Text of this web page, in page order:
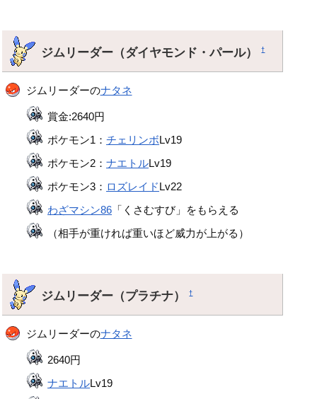
ジムリーダー（ダイヤモンド・パール）†
ジムリーダーのナタネ
賞金:2640円
ポケモン1：チェリンボLv19
ポケモン2：ナエトルLv19
ポケモン3： ロズレイドLv22
わざマシン86 「くさむすび」をもらえる
（相手が重ければ重いほど威力が上がる）
ジムリーダー（プラチナ）†
ジムリーダーのナタネ
2640円
ナエトルLv19